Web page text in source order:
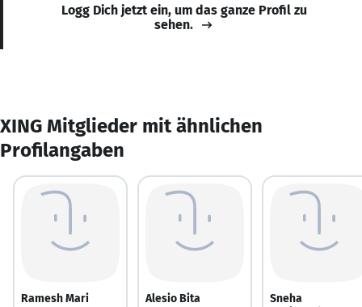
Logg Dich jetzt ein, um das ganze Profil zu
sehen.
XING Mitglieder mit ähnlichen
Profilangaben
Ramesh Mari Alesio Bita
Sneha